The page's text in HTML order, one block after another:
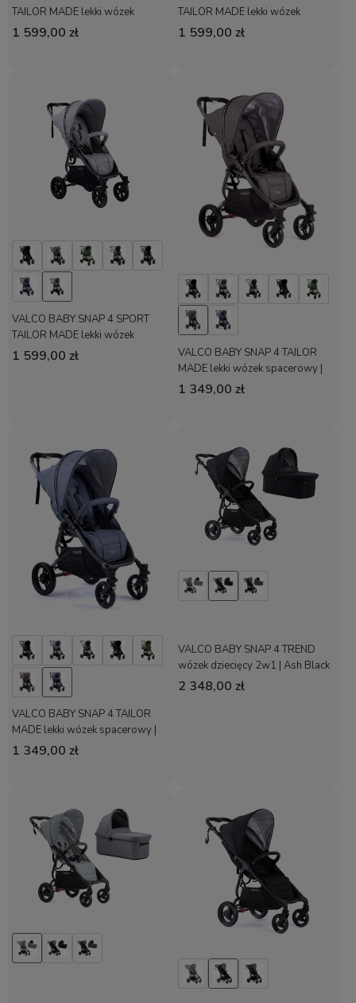
TAILOR MADE lekki wózek
spacerowy | Charcoal
1 599,00 zł
TAILOR MADE lekki wózek
spacerowy | Denim
1 599,00 zł
VALCO BABY SNAP 4 SPORT
TAILOR MADE lekki wózek
spacerowy | Grey Marle
1 599,00 zł
VALCO BABY SNAP 4 TAILOR
MADE lekki wózek spacerowy |
Charcoal
1 349,00 zł
VALCO BABY SNAP 4 TAILOR
MADE lekki wózek spacerowy |
Denim
1 349,00 zł
VALCO BABY SNAP 4 TREND
wózek dziecięcy 2w1 | Ash Black
2 348,00 zł